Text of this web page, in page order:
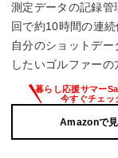
測定データの記録管
回で約10時間の連
自分のショットデ
したいゴルファーの
Amazonで